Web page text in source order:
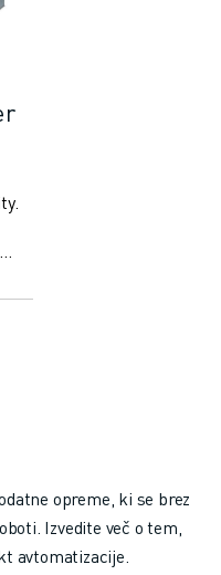
opreme, ki se brez
Izvedite več o tem,
avtomatizacije.